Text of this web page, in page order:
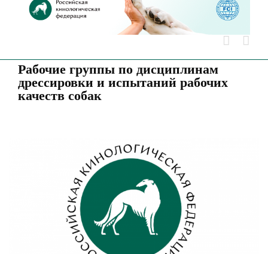
Рабочие группы по дисциплинам
дрессировки и испытаний рабочих
качеств собак